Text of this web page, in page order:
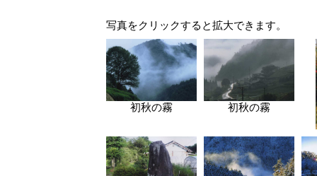
写真をクリックすると拡大できます。
初秋の霧 初秋の霧